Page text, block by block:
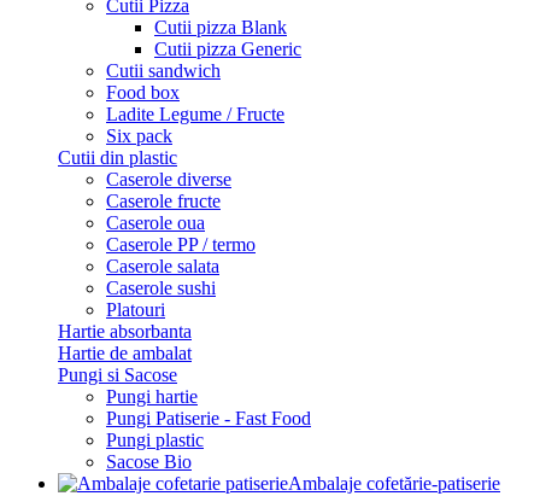
Cutii Pizza
Cutii pizza Blank
Cutii pizza Generic
Cutii sandwich
Food box
Ladite Legume / Fructe
Six pack
Cutii din plastic
Caserole diverse
Caserole fructe
Caserole oua
Caserole PP / termo
Caserole salata
Caserole sushi
Platouri
Hartie absorbanta
Hartie de ambalat
Pungi si Sacose
Pungi hartie
Pungi Patiserie - Fast Food
Pungi plastic
Sacose Bio
Ambalaje cofetărie-patiserie